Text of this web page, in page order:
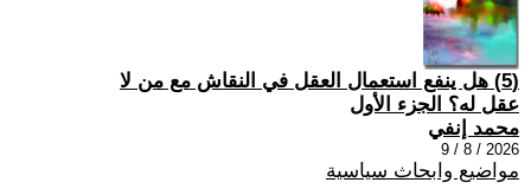
(5) هل ينفع استعمال العقل في النقاش مع من لا
عقل له؟ الجزء الأول
محمد إنفي
2026 / 8 / 9
مواضيع وابحاث سياسية